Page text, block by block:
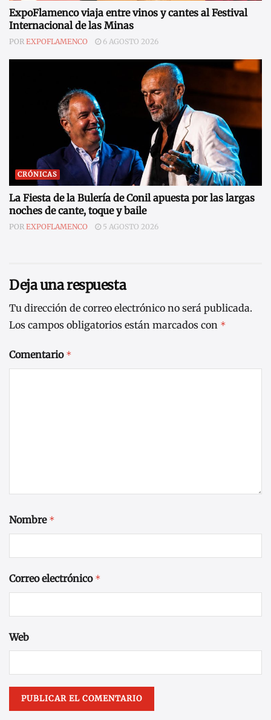
ExpoFlamenco viaja entre vinos y cantes al Festival
Internacional de las Minas
POR EXPOFLAMENCO 6 AGOSTO 2026
CRÓNICAS
La Fiesta de la Bulería de Conil apuesta por las largas
noches de cante, toque y baile
POR EXPOFLAMENCO 5 AGOSTO 2026
Deja una respuesta
Tu dirección de correo electrónico no será publicada.
Los campos obligatorios están marcados con *
Comentario *
Nombre *
Correo electrónico *
Web